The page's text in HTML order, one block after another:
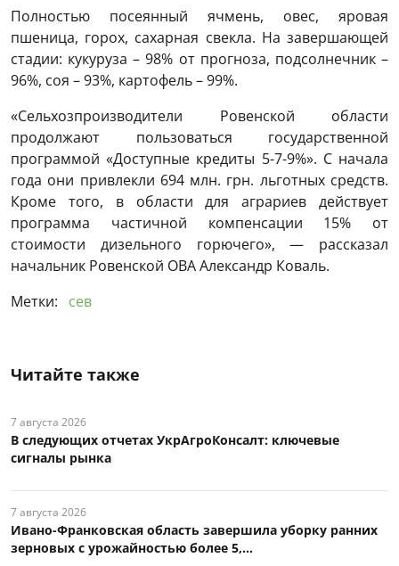
Полностью посеянный ячмень, овес, яровая
пшеница, горох, сахарная свекла. На завершающей
стадии: кукуруза – 98% от прогноза, подсолнечник –
96%, соя – 93%, картофель – 99%.
«Сельхозпроизводители Ровенской области
продолжают пользоваться государственной
программой «Доступные кредиты 5-7-9%». С начала
года они привлекли 694 млн. грн. льготных средств.
Кроме того, в области для аграриев действует
программа частичной компенсации 15% от
стоимости дизельного горючего», — рассказал
начальник Ровенской ОВА Александр Коваль.
Метки:
сев
Читайте также
7 августа 2026
В следующих отчетах УкрАгроКонсалт: ключевые
сигналы рынка
7 августа 2026
Ивано-Франковская область завершила уборку ранних
зерновых с урожайностью более 5,...